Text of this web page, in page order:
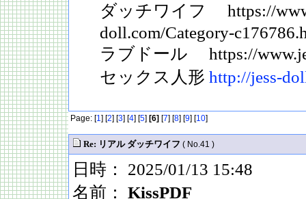
ダッチワイフ https://
doll.com/Category-
ラブドール https://
セックス人形 http://jess-
Page: [1] [2] [3] [4] [5] [6] [7] [8] [9] [10]
Re: リアル ダッチワイフ ( No.41 )
日時： 2025/01/13 15:48
名前： KissPDF